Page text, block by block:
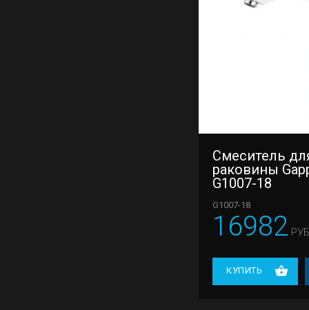
Смеситель
раковины
G1007-18
G1007-18
16982
КУПИТЬ